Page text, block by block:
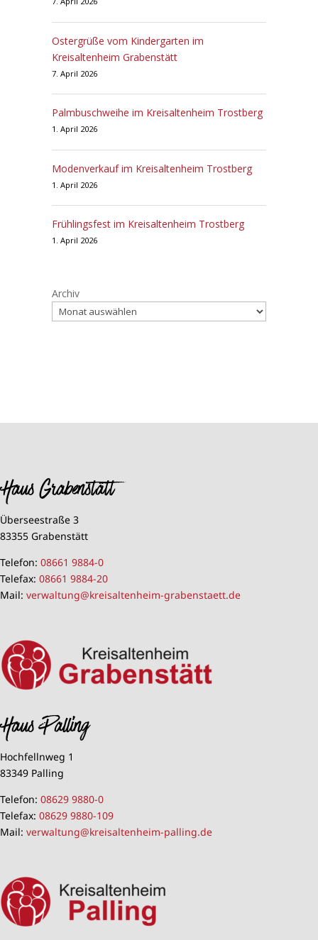
Ostergrüße vom Kindergarten im
Kreisaltenheim Grabenstätt
7. April 2026
Palmbuschweihe im Kreisaltenheim Trostberg
1. April 2026
Modenverkauf im Kreisaltenheim Trostberg
1. April 2026
Frühlingsfest im Kreisaltenheim Trostberg
1. April 2026
Archiv
Haus Grabenstätt
Überseestraße 3
83355 Grabenstätt
Telefon: 08661 9884-0
Telefax: 08661 9884-20
Mail: verwaltung@kreisaltenheim-grabenstaett.de
Haus Palling
Hochfellnweg 1
83349 Palling
Telefon: 08629 9880-0
Telefax: 08629 9880-109
Mail: verwaltung@kreisaltenheim-palling.de